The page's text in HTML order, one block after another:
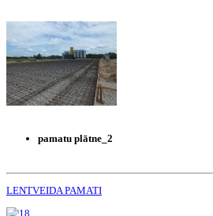
pamatu plātne_2
LENTVEIDA PAMATI